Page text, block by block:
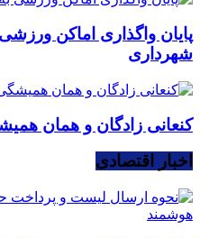
پایان واگذاری اماکن
شهرداری
کنعانی زادگان و همان
اخبار اقتصادی